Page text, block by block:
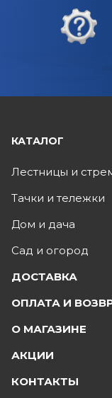
КАТАЛОГ
Лестницы и
Тачки и тележки
Дом и дача
Сад и огород
ДОСТАВКА
ОПЛАТА И
О МАГАЗИНЕ
АКЦИИ
КОНТАКТЫ